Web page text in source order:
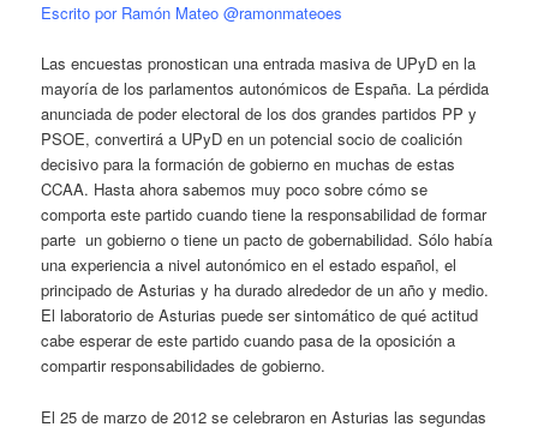
Escrito por Ramón Mateo @ramonmateoes
Las encuestas pronostican una entrada masiva de UPyD en la
mayoría de los parlamentos autonómicos de España. La pérdida
anunciada de poder electoral de los dos grandes partidos PP y
PSOE, convertirá a UPyD en un potencial socio de coalición
decisivo para la formación de gobierno en muchas de estas
CCAA. Hasta ahora sabemos muy poco sobre cómo se
comporta este partido cuando tiene la responsabilidad de formar
parte un gobierno o tiene un pacto de gobernabilidad. Sólo había
una experiencia a nivel autonómico en el estado español, el
principado de Asturias y ha durado alrededor de un año y medio.
El laboratorio de Asturias puede ser sintomático de qué actitud
cabe esperar de este partido cuando pasa de la oposición a
compartir responsabilidades de gobierno.
El 25 de marzo de 2012 se celebraron en Asturias las segundas